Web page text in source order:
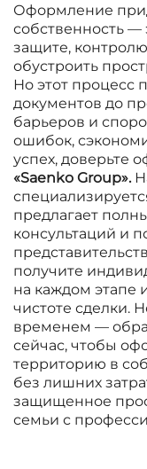
Оформление
собственность —
защите,
обустроить
Но этот процесс
документов до
барьеров и
ошибок,
успех, доверьте
«Saenko Group».
предлагает
консультаций и
получите
на каждом этапе
чистоте сделки.
временем —
сейчас, чтобы
территорию в
без лишних
защищенное
семьи с